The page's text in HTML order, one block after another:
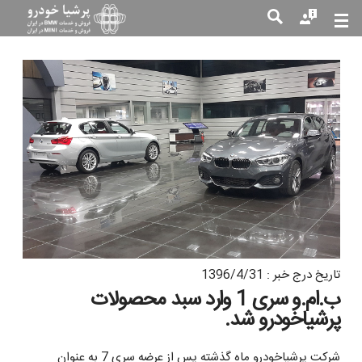
جست
جو
تاریخ درج خبر : 1396/4/31
ب.ام.و سری 1 وارد سبد محصولات
پرشیاخودرو شد.
شرکت پرشیاخودرو ماه گذشته پس از عرضه سری 7 به عنوان